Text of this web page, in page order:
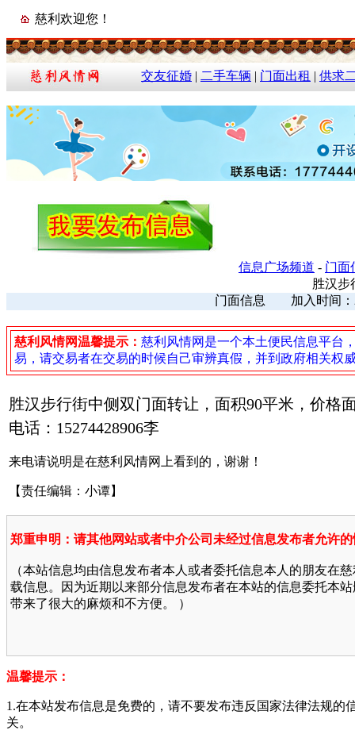
慈利欢迎您！
交友征婚 | 二手车辆 | 门面出租 | 供求
信息广场频道 - 门面
胜汉步
门面信息 加入时间
慈利风情网温馨提示： 慈利风情网是一个本土便民信息平台
易，请交易者在交易的时候自己审辨真假，并到政府相关权
胜汉步行街中侧双门面转让，面积90平米，价格
电话：15274428906李
来电请说明是在慈利风情网上看到的，谢谢！
【责任编辑：小谭】
郑重申明：请其他网站或者中介公司未经过信息发布者允许
（本站信息均由信息发布者本人或者委托信息本人的朋友在
载信息。因为近期以来部分信息发布者在本站的信息委托本
带来了很大的麻烦和不方便。 ）
温馨提示：
1.在本站发布信息是免费的，请不要发布违反国家法律法规
关。